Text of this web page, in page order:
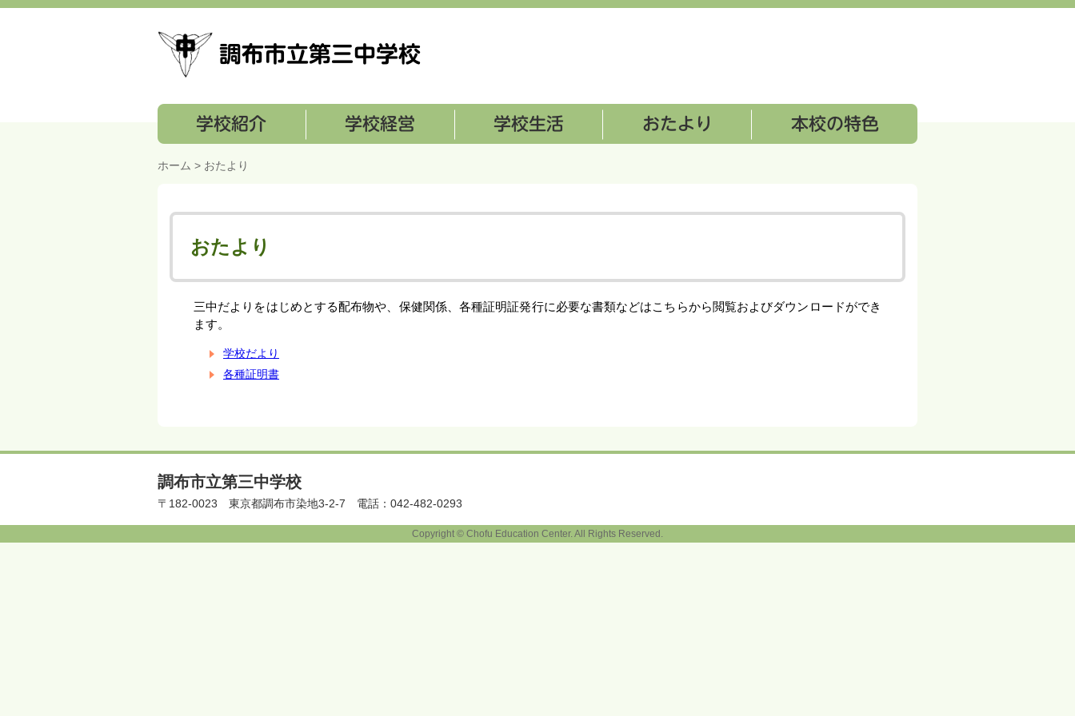
ホーム > おたより
おたより
三中だよりをはじめとする配布物や、保健関係、各種証明証発行に必要な書類などはこちらから閲覧およびダウンロードができ
ます。
学校だより
各種証明書
調布市立第三中学校
〒182-0023 東京都調布市染地3-2-7 電話：042-482-0293
Copyright © Chofu Education Center. All Rights Reserved.